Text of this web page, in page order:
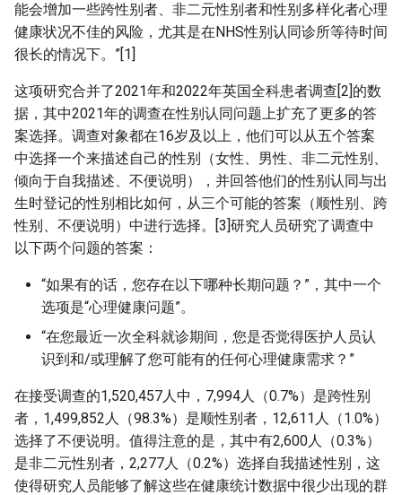
能会增加一些跨性别者、非二元性别者和性别多样化者心理
健康状况不佳的风险，尤其是在NHS性别认同诊所等待时间
很长的情况下。”[1]
这项研究合并了2021年和2022年英国全科患者调查[2]的数
据，其中2021年的调查在性别认同问题上扩充了更多的答
案选择。调查对象都在16岁及以上，他们可以从五个答案
中选择一个来描述自己的性别（女性、男性、非二元性别、
倾向于自我描述、不便说明），并回答他们的性别认同与出
生时登记的性别相比如何，从三个可能的答案（顺性别、跨
性别、不便说明）中进行选择。[3]研究人员研究了调查中
以下两个问题的答案：
“如果有的话，您存在以下哪种长期问题？”，其中一个
选项是“心理健康问题”。
“在您最近一次全科就诊期间，您是否觉得医护人员认
识到和/或理解了您可能有的任何心理健康需求？”
在接受调查的1,520,457人中，7,994人（0.7%）是跨性别
者，1,499,852人（98.3%）是顺性别者，12,611人（1.0%）
选择了不便说明。值得注意的是，其中有2,600人（0.3%）
是非二元性别者，2,277人（0.2%）选择自我描述性别，这
使得研究人员能够了解这些在健康统计数据中很少出现的群